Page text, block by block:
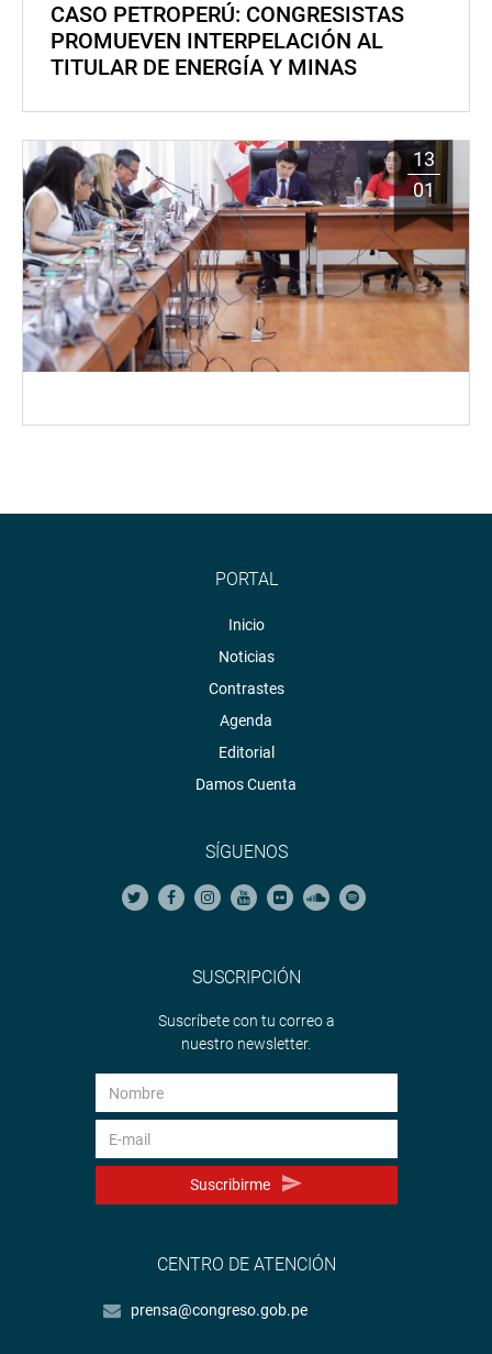
CASO PETROPERÚ: CONGRESISTAS
PROMUEVEN INTERPELACIÓN AL
TITULAR DE ENERGÍA Y MINAS
13
01
PORTAL
Inicio
Noticias
Contrastes
Agenda
Editorial
Damos Cuenta
SÍGUENOS
SUSCRIPCIÓN
Suscríbete con tu correo a
nuestro newsletter.
Suscribirme
CENTRO DE ATENCIÓN
prensa@congreso.gob.pe